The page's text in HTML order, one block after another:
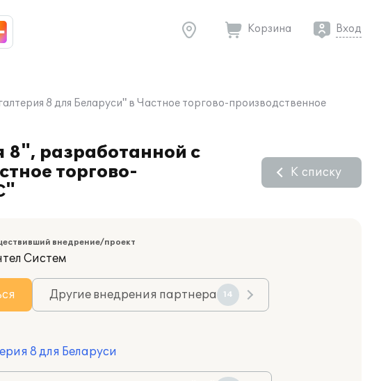
Корзина Вход
8 для Беларуси" в Частное торгово-производственное
8", разработанной с
торгово-
К списку
внедрение/проект
Систем
Другие внедрения партнера 14
8 для Беларуси